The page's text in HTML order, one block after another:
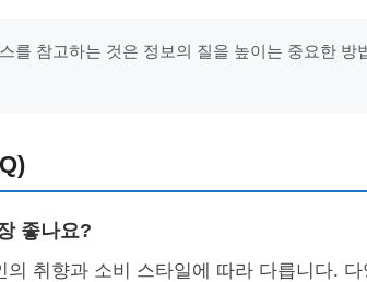
를 참고하는 것은 정보의 질을 높이는 중요한 방
좋나요?
의 취향과 소비 스타일에 따라 다릅니다.